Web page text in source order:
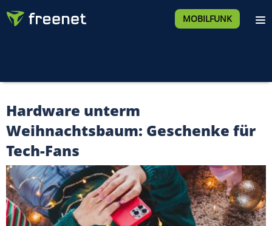
MOBILFUNK
Hardware unterm
Weihnachtsbaum: Geschenke für
Tech-Fans